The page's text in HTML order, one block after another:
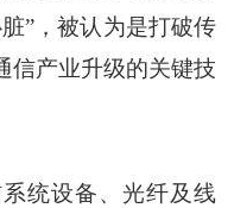
”，被认为是打破传
信产业升级的关键技
设备、光纤及线